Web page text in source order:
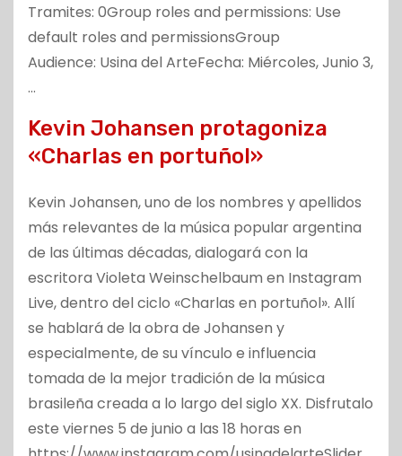
Tramites: 0Group roles and permissions: Use
default roles and permissionsGroup
Audience: Usina del ArteFecha: Miércoles, Junio 3,
…
Kevin Johansen protagoniza
«Charlas en portuñol»
Kevin Johansen, uno de los nombres y apellidos
más relevantes de la música popular argentina
de las últimas décadas, dialogará con la
escritora Violeta Weinschelbaum en Instagram
Live, dentro del ciclo «Charlas en portuñol». Allí
se hablará de la obra de Johansen y
especialmente, de su vínculo e influencia
tomada de la mejor tradición de la música
brasileña creada a lo largo del siglo XX. Disfrutalo
este viernes 5 de junio a las 18 horas en